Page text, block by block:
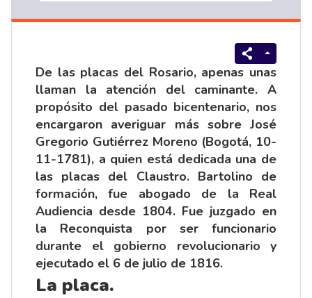
De las placas del Rosario, apenas unas
llaman la atención del caminante. A
propósito del pasado bicentenario, nos
encargaron averiguar más sobre José
Gregorio Gutiérrez Moreno (Bogotá, 10-
11-1781), a quien está dedicada una de
las placas del Claustro. Bartolino de
formación, fue abogado de la Real
Audiencia desde 1804. Fue juzgado en
la Reconquista por ser funcionario
durante el gobierno revolucionario y
ejecutado el 6 de julio de 1816.
La placa.